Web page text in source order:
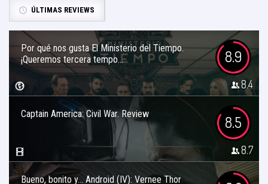
ÚLTIMAS REVIEWS
Por qué nos gusta El Ministerio del Tiempo.
¡Queremos tercera tempo...
8.9
8.4
Captain America: Civil War. Review 8.5
8.7
Bueno, bonito y… Android (IV): Vernee Thor